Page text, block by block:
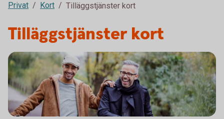
Privat Kort Tilläggstjänster kort
Tilläggstjänster kort